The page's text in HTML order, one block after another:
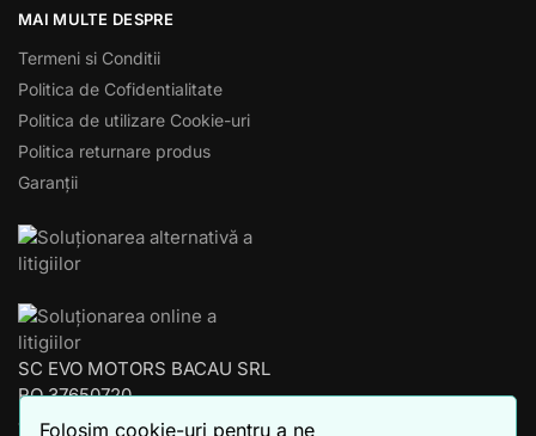
Folosim cookie-uri pentru a ne
MAI MULTE DESPRE
Termeni si Conditii
Politica de Cofidentialitate
Politica de utilizare Cookie-uri
Politica returnare produs
Garanții
SC EVO MOTORS BACAU SRL
RO 37650720
J04/853/2017